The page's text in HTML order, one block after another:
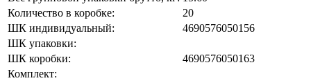
Количество в коробке:
20
ШК индивидуальный:
4690576050156
ШК упаковки:
ШК коробки:
4690576050163
Комплект: